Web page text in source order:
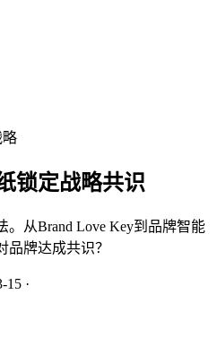
略
锁定战略共识
从Brand Love Key到品牌智能
牌达成共识？
15 ·